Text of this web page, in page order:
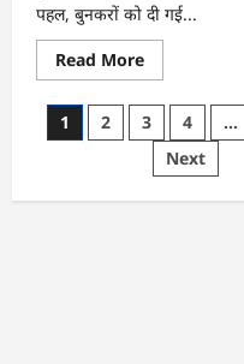
पहल, बुनकरों को दी गई...
Read MoreRead
more
CG
:
राष्ट्रीय
हथकरघा
दिवस
Posts
1 2 3 4 …
Next